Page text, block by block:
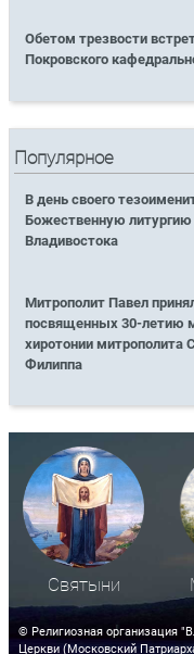
Обетом трезвости
Покровского
Популярное
В день своего
Божественную
Владивостока
Митрополит Павел
посвященных 30-летию
хиротонии
Филиппа
Святыни
© Религиозная организация
Церкви (Московский